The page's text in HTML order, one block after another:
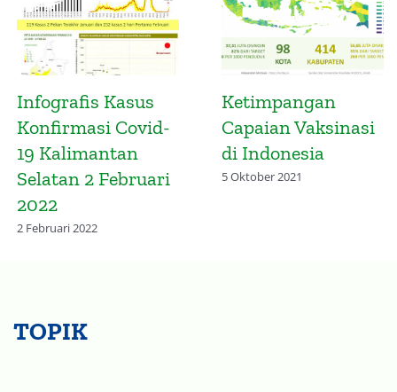
Simalakama
Pembelajaran
Tatap Muka
27 September 2021
Waspada! Kalsel
Masuk Gelombang
Keempat Covid-19
4 Februari 2022